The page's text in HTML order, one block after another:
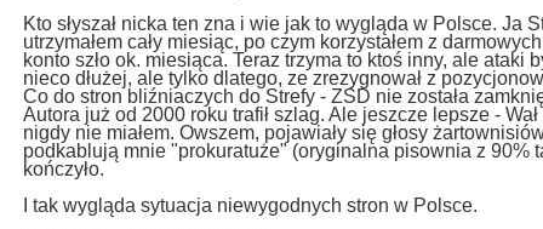
Kto słyszał nicka ten zna i wie jak to wygląda w Polsce. Ja
utrzymałem cały miesiąc, po czym korzystałem z
konto szło ok. miesiąca. Teraz trzyma to ktoś inny, ale ataki
nieco dłużej, ale tylko dlatego, ze zrezygnował z
Co do stron bliźniaczych do Strefy - ZSD nie została
Autora już od 2000 roku trafił szlag. Ale jeszcze lepsze -
nigdy nie miałem. Owszem, pojawiały się głosy
podkablują mnie "prokuratuże" (oryginalna pisownia z 90%
kończyło.
I tak wygląda sytuacja niewygodnych stron w Polsce.